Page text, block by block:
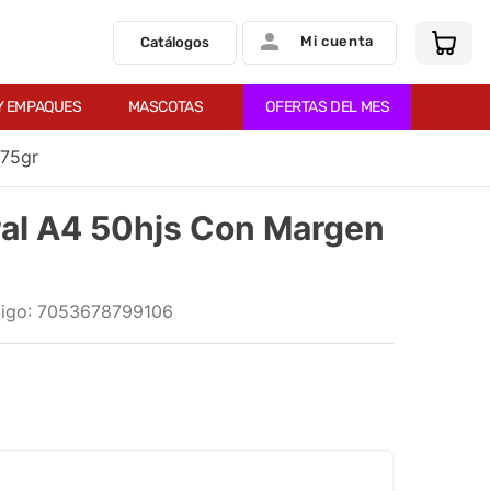
Catálogos Mi cuenta
MASCOTAS OFERTAS DEL MES
A4 50hjs Con Margen
: 7053678799106